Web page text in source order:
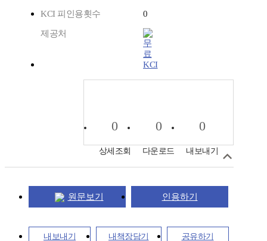
KCI 피인용횟수 0
제공처
KCI
0
상세조회
0
다운로드
0
내보내기
원문보기 인용하기
내보내기 내책장담기 공유하기